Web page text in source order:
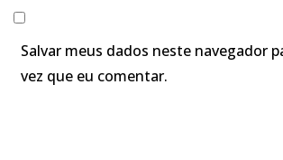
Salvar meus dados neste navegador
vez que eu comentar.